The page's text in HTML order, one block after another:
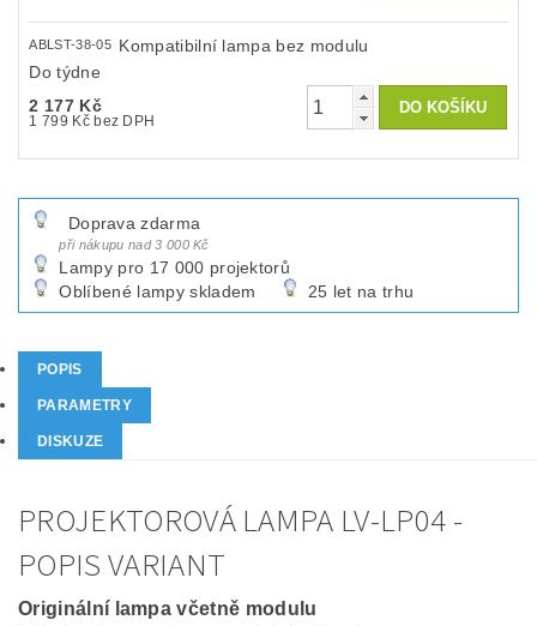
ABLST-38-05 Kompatibilní lampa bez modulu
Do týdne
2 177 Kč
1 799 Kč bez DPH
Doprava zdarma
při nákupu nad 3 000 Kč
Lampy pro 17 000 projektorů
Oblíbené lampy skladem
25 let na trhu
POPIS
PARAMETRY
DISKUZE
PROJEKTOROVÁ LAMPA LV-LP04 -
POPIS VARIANT
Originální lampa včetně modulu